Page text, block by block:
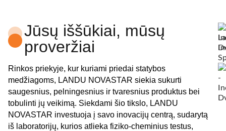
Jūsų iššūkiai, mūsų
proveržiai
Rinkos priekyje, kur kuriami priedai statybos
medžiagoms, LANDU NOVASTAR siekia sukurti
saugesnius, pelningesnius ir tvaresnius produktus bei
tobulinti jų veikimą. Siekdami šio tikslo, LANDU
NOVASTAR investuoja į savo inovacijų centrą, sudarytą
iš laboratorijų, kurios atlieka fiziko-cheminius testus,